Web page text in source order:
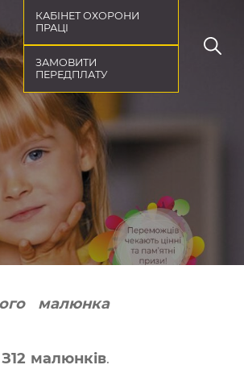
КАБІНЕТ ОХОРОНИ
ПРАЦІ
ЗАМОВИТИ
ПЕРЕДПЛАТУ
малюнка
З12 малюнків.